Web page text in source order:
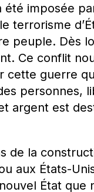
imposée
terrorisme
peuple. Dès
Ce conflit
guerre
personnes,
argent est
de la
aux États-
État que